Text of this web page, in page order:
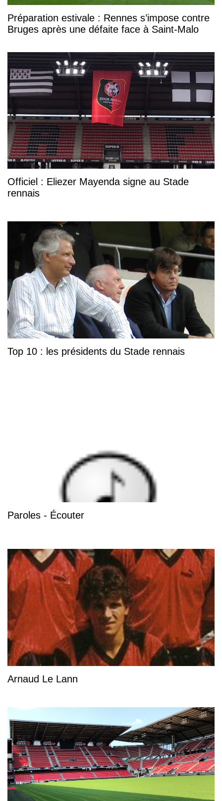
Préparation estivale : Rennes s’impose contre
Bruges après une défaite face à Saint-Malo
Officiel : Eliezer Mayenda signe au Stade
rennais
Top 10 : les présidents du Stade rennais
Paroles - Écouter
Arnaud Le Lann